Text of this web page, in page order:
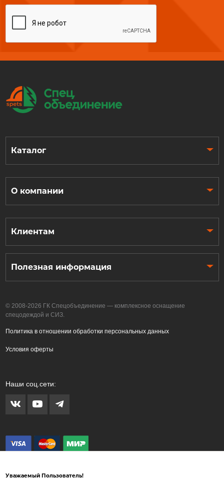
Каталог
О компании
Клиентам
Полезная информация
© 2008-2026 ГК Спецобъединение — комплексное оснащение
спецодеждой и СИЗ.
Политика в отношении обработки персональных данных
Условия оферты
Наши соц.сети:
Уважаемый Пользователь!